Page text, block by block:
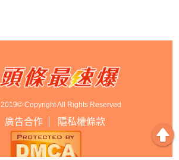
2019© Copyright All Rights Reserved
廣告合作 隱私權條款